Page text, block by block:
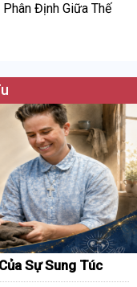
Định Giữa Thế
Sự Sung Túc